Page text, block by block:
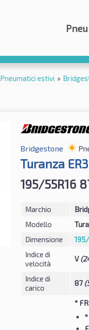
Pneumatici estivi »
Bridgestone
Turanza
195/55R16
Marchio
Modello
Dimensione
Indice di
velocità
V
Indice di
carico
87
*
*